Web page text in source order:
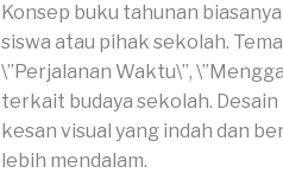
Konsep buku tahunan
siswa atau pihak sekolah.
\”Perjalanan Waktu\”,
terkait budaya sekolah.
kesan visual yang indah dan
lebih mendalam.